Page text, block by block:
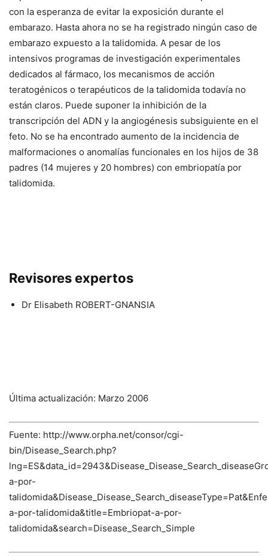
con la esperanza de evitar la exposición durante el
embarazo. Hasta ahora no se ha registrado ningún caso de
embarazo expuesto a la talidomida. A pesar de los
intensivos programas de investigación experimentales
dedicados al fármaco, los mecanismos de acción
teratogénicos o terapéuticos de la talidomida todavía no
están claros. Puede suponer la inhibición de la
transcripción del ADN y la angiogénesis subsiguiente en el
feto. No se ha encontrado aumento de la incidencia de
malformaciones o anomalías funcionales en los hijos de 38
padres (14 mujeres y 20 hombres) con embriopatía por
talidomida.
Revisores expertos
Dr Elisabeth ROBERT-GNANSIA
Última actualización: Marzo 2006
Fuente: http://www.orpha.net/consor/cgi-
bin/Disease_Search.php?
a-por-
a-por-talidomida&title=Embriopat-a-por-
talidomida&search=Disease_Search_Simple